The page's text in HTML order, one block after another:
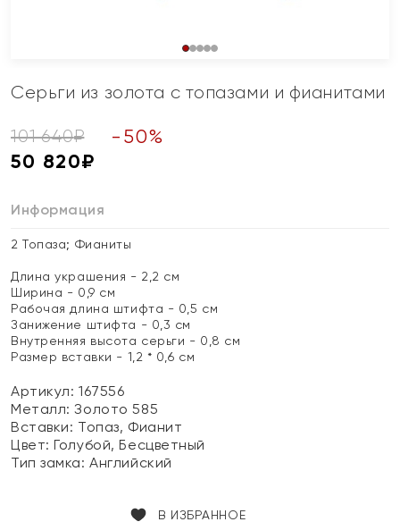
Серьги из золота с топазами и фианитами
101 640₽ - 50%
50 820₽
Информация
2 Топаза; Фианиты
Длина украшения - 2,2 см
Ширина - 0,9 см
Рабочая длина штифта - 0,5 см
Занижение штифта - 0,3 см
Внутренняя высота серьги - 0,8 см
Размер вставки - 1,2 * 0,6 см
Артикул: 167556
Металл:Золото 585
Вставки: Топаз, Фианит
Цвет:Голубой, Бесцветный
Тип замка:Английский
В ИЗБРАННОЕ